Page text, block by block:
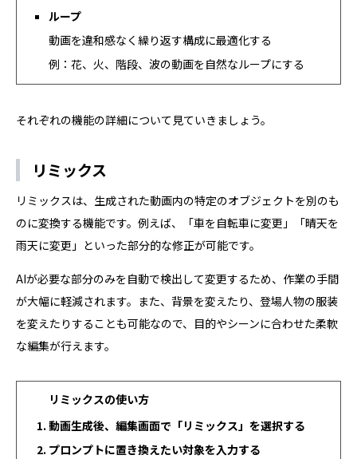
ループ
動画を違和感なく繰り返す構成に最適化する
例：花、火、階段、波の動画を自然なループにする
それぞれの機能の詳細について見ていきましょう。
リミックス
リミックスは、生成された動画内の特定のオブジェクトを別のも
のに変換する機能です。例えば、「車を自転車に変更」「晴天を
雨天に変更」といった部分的な修正が可能です。
AIが必要な部分のみを自動で検出して変更するため、作業の手間
が大幅に軽減されます。また、背景を変えたり、登場人物の服装
を変えたりすることも可能なので、目的やシーンに合わせた柔軟
な編集が行えます。
リミックスの使い方
動画生成後、編集画面で「リミックス」を選択する
プロンプトに置き換えたい対象を入力する